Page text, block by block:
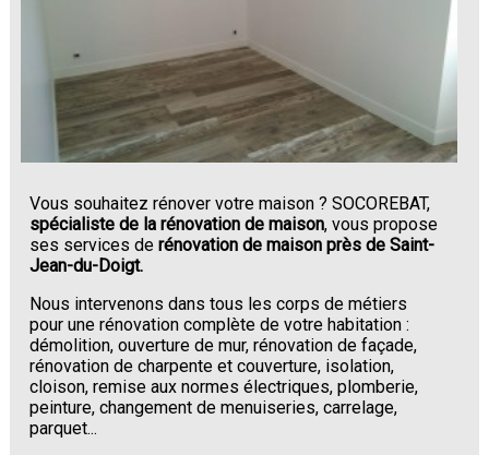
Vous souhaitez rénover votre maison ? SOCOREBAT,
spécialiste de la rénovation de maison, vous propose
ses services derénovation de maison près de Saint-
Jean-du-Doigt.
Nous intervenons dans tous les corps de métiers
pour une rénovation complète de votre habitation :
démolition, ouverture de mur, rénovation de façade,
rénovation de charpente et couverture, isolation,
cloison, remise aux normes électriques, plomberie,
peinture, changement de menuiseries, carrelage,
parquet...